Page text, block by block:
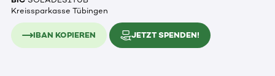
Kreissparkasse Tübingen
IBAN KOPIEREN JETZT SPENDEN!